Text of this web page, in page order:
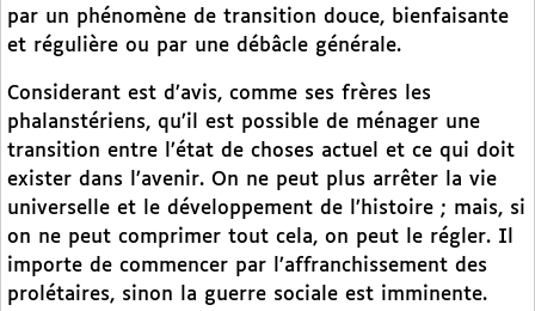
par un phénomène de transition douce, bienfaisante
et régulière ou par une débâcle générale.
Considerant est d’avis, comme ses frères les
phalanstériens, qu’il est possible de ménager une
transition entre l’état de choses actuel et ce qui doit
exister dans l’avenir. On ne peut plus arrêter la vie
universelle et le développement de l’histoire ; mais, si
on ne peut comprimer tout cela, on peut le régler. Il
importe de commencer par l’affranchissement des
prolétaires, sinon la guerre sociale est imminente.